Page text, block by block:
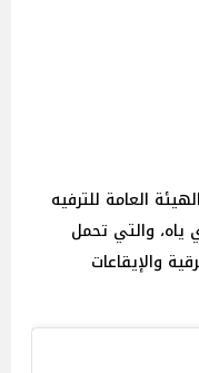
العامة للترفيه
ياه، والتي تحمل
والإيقاعات